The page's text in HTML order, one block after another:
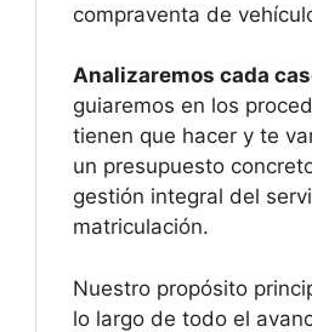
compraventa de
Analizaremos cada
guiaremos en los
tienen que hacer y te
un presupuesto
gestión integral del
matriculación.
Nuestro propósito
lo largo de todo el